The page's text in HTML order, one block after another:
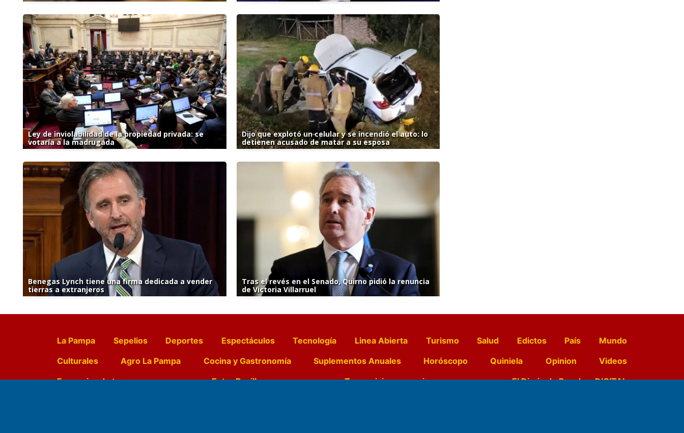
Ley de inviolabilidad de la propiedad privada: se
votaría a la madrugada
Dijo que explotó un celular y se incendió el auto: lo
detienen acusado de matar a su esposa
Benegas Lynch tiene una firma dedicada a vender
tierras a extranjeros
Tras el revés en el Senado, Quirno pidió la renuncia
de Victoria Villarruel
La Pampa Sepelios Deportes Espectáculos Tecnología Linea Abierta Turismo Salud Edictos País
Mundo
Culturales
Agro La Pampa Cocina y Gastronomía Suplementos Anuales Horóscopo Quiniela Opinion
Videos
Farmacias de turno
Entre Pocillos Transmisiones en vivo El Diario de Papel en DIGITAL